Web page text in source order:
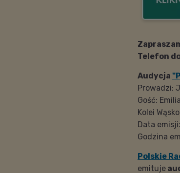
Telefon
Audycja
Prowadzi:
Gość:
Kolei
Data
Godzina
Polskie
emituje